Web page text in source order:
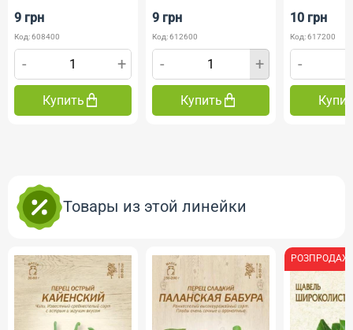
9 грн
Код: 608400
- +
Купить
9 грн
Код: 612600
- +
Купить
10 грн
Код: 617200
-
Товары из этой линейки
РОЗПРОДАЖ